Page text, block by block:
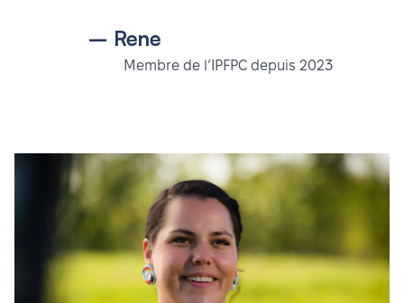
– Rene
Membre de l’IPFPC depuis 2023